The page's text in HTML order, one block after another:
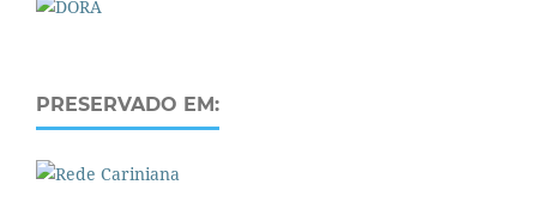
PRESERVADO EM: